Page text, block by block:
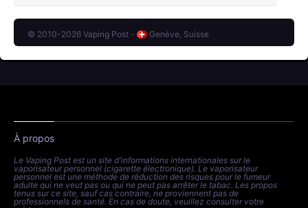
© 2010-2026 Vaping Post - Genève, Suisse
À propos
Le Vaping Post est un site d'informations internationales sur le
vaporisateur personnel (cigarette électronique). Le vaporisateur
personnel est une méthode de réduction des risques pour le fumeur
adulte qui ne veut pas ou qui ne peut pas arrêter le tabac. Les propos
tenus sur ce site, sauf cas contraire, ne proviennent pas de
professionnels de santé. En cas de doute, veuillez consulter votre